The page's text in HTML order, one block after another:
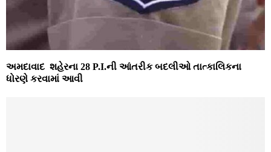
અમદાવાદ શહેરના 28 P.I.ની આંતરીક બદલીઓ તાત્કાલિકના
ધોરણે કરવામાં આવી